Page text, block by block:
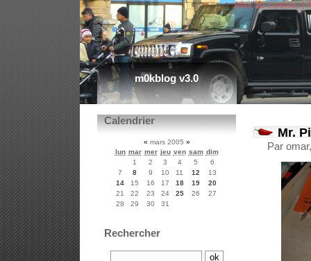
m0kblog v3.0
Aller au contenu|
Mr.
Par
Calendrier
« mars 2005 »
lun mar mer jeu ven sam dim
1
2 3 4 5
6
7
8 9 10 11 12
13
14
15 16 17 18 19
20
21
22 23 24 25 26
27
28
29 30 31
Rechercher